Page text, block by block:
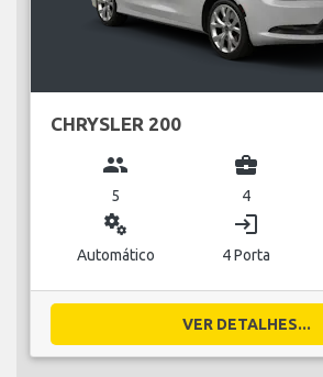
CHRYSLER 200
group
5
business_center
4
miscellaneous_services
Automático
login
4 Porta
VER DETALHES...